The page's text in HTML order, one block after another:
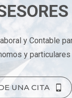
y Contable
y particulares
UNA CITA